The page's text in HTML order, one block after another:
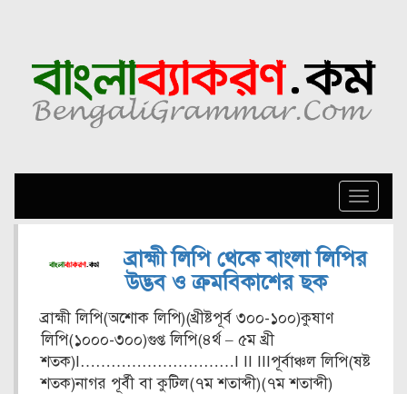
Toggle
ব্রাহ্মী লিপি থেকে বাংলা লিপির
উদ্ভব ও ক্রমবিকাশের ছক
ব্রাহ্মী লিপি(অশোক লিপি)(খ্রীষ্টপূর্ব ৩০০-১০০)কুষাণ
লিপি(১০০০-৩০০)গুপ্ত লিপি(৪র্থ – ৫ম খ্রী
শতক)I…………………………I II IIIপূর্বাঞ্চল লিপি(ষষ্ট
শতক)নাগর পূর্বী বা কুটিল(৭ম শতাব্দী)(৭ম শতাব্দী)